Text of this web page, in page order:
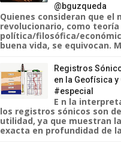
@bguzqueda
Quienes consideran que el
revolucionario, como teoría
política/filosófica/
buena vida, se equivocan.
Registros
en la Geofísica
#especial
E n la
los registros sónicos son
utilidad, ya que muestran
exacta en profundidad de